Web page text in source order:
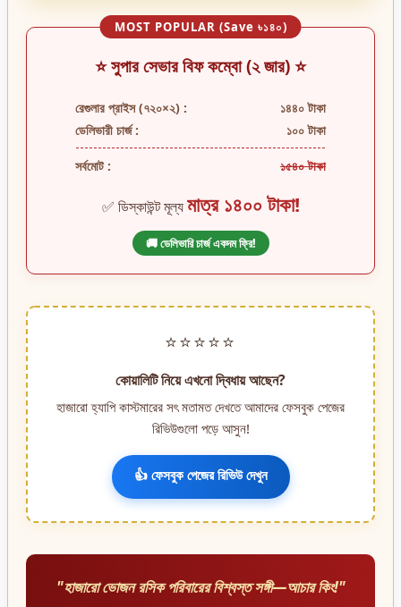
MOST POPULAR (Save ৳১৪০)
⭐ সুপার সেভার বিফ কম্বো (২ জার) ⭐
রেগুলার প্রাইস (৭২০×২) :
১৪৪০ টাকা
ডেলিভারী চার্জ :
১০০ টাকা
সর্বমোট : ১৫৪০ টাকা
✅ ডিস্কাউন্ট মূল্যমাত্র ১৪০০ টাকা!
🚚 ডেলিভারি চার্জ একদম ফ্রি!
⭐⭐⭐⭐⭐
কোয়ালিটি নিয়ে এখনো দ্বিধায় আছেন?
হাজারো হ্যাপি কাস্টমারের সৎ মতামত দেখতে আমাদের ফেসবুক পেজের
রিভিউগুলো পড়ে আসুন!
👍 ফেসবুক পেজের রিভিউ দেখুন
"হাজারো ভোজন রসিক পরিবারের বিশ্বস্ত সঙ্গী—আচার কিং!"